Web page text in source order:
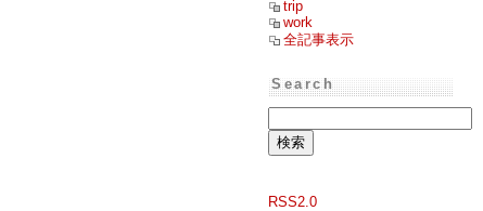
trip
work
全記事表示
Search
RSS2.0